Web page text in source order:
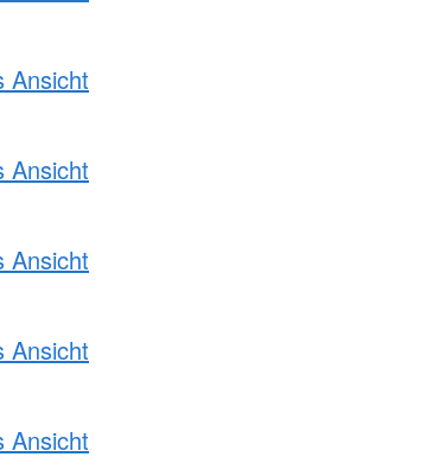
Ansicht
Ansicht
Ansicht
Ansicht
Ansicht